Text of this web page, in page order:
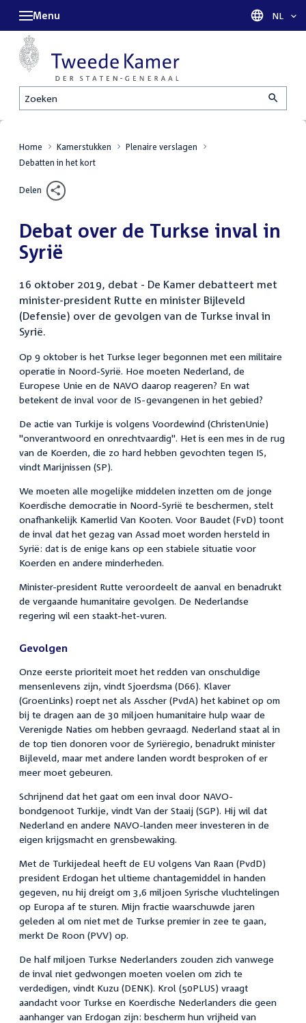
Zoeken
Menu Taal
NL
Home Kamerstukken
Plenaire verslagen
Debatten in het kort
Delen
Debat over de Turkse inval in
Syrië
16 oktober 2019, debat - De Kamer debatteert met
minister-president Rutte en minister Bijleveld
(Defensie) over de gevolgen van de Turkse inval in
Syrië.
Op 9 oktober is het Turkse leger begonnen met een militaire
operatie in Noord-Syrië. Hoe moeten Nederland, de
Europese Unie en de NAVO daarop reageren? En wat
betekent de inval voor de IS-gevangenen in het gebied?
De actie van Turkije is volgens Voordewind (ChristenUnie)
"onverantwoord en onrechtvaardig". Het is een mes in de rug
van de Koerden, die zo hard hebben gevochten tegen IS,
vindt Marijnissen (SP).
We moeten alle mogelijke middelen inzetten om de jonge
Koerdische democratie in Noord-Syrië te beschermen, stelt
onafhankelijk Kamerlid Van Kooten. Voor Baudet (FvD) toont
de inval dat het gezag van Assad moet worden hersteld in
Syrië: dat is de enige kans op een stabiele situatie voor
Koerden en andere minderheden.
Minister-president Rutte veroordeelt de aanval en benadrukt
de vergaande humanitaire gevolgen. De Nederlandse
regering wil een staakt-het-vuren.
Gevolgen
Onze eerste prioriteit moet het redden van onschuldige
mensenlevens zijn, vindt Sjoerdsma (D66). Klaver
(GroenLinks) roept net als Asscher (PvdA) het kabinet op om
bij te dragen aan de 30 miljoen humanitaire hulp waar de
Verenigde Naties om hebben gevraagd. Nederland staat al in
de top tien donoren voor de Syriëregio, benadrukt minister
Bijleveld, maar met andere landen wordt besproken of er
meer moet gebeuren.
Schrijnend dat het gaat om een inval door NAVO-
bondgenoot Turkije, vindt Van der Staaij (SGP). Hij wil dat
Nederland en andere NAVO-landen meer investeren in de
eigen krijgsmacht en grensbewaking.
Met de Turkijedeal heeft de EU volgens Van Raan (PvdD)
president Erdogan het ultieme chantagemiddel in handen
gegeven, nu hij dreigt om 3,6 miljoen Syrische vluchtelingen
op Europa af te sturen. Mijn fractie waarschuwde jaren
geleden al om niet met de Turkse premier in zee te gaan,
merkt De Roon (PVV) op.
De half miljoen Turkse Nederlanders zouden zich vanwege
de inval niet gedwongen moeten voelen om zich te
verdedigen, vindt Kuzu (DENK). Krol (50PLUS) vraagt
aandacht voor Turkse en Koerdische Nederlanders die geen
aanhanger van Erdogan zijn: bescherm hun vrijheid van